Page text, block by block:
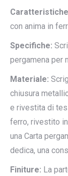
con anima in
Specifiche:
pergamena per
Materiale:
chiusura
e rivestita di
ferro, rivestito
una Carta
dedica, una
Finiture: La